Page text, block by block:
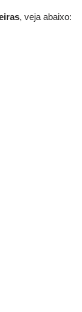
, veja abaixo: